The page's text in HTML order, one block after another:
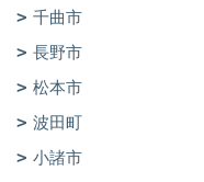
千曲市
長野市
松本市
波田町
小諸市